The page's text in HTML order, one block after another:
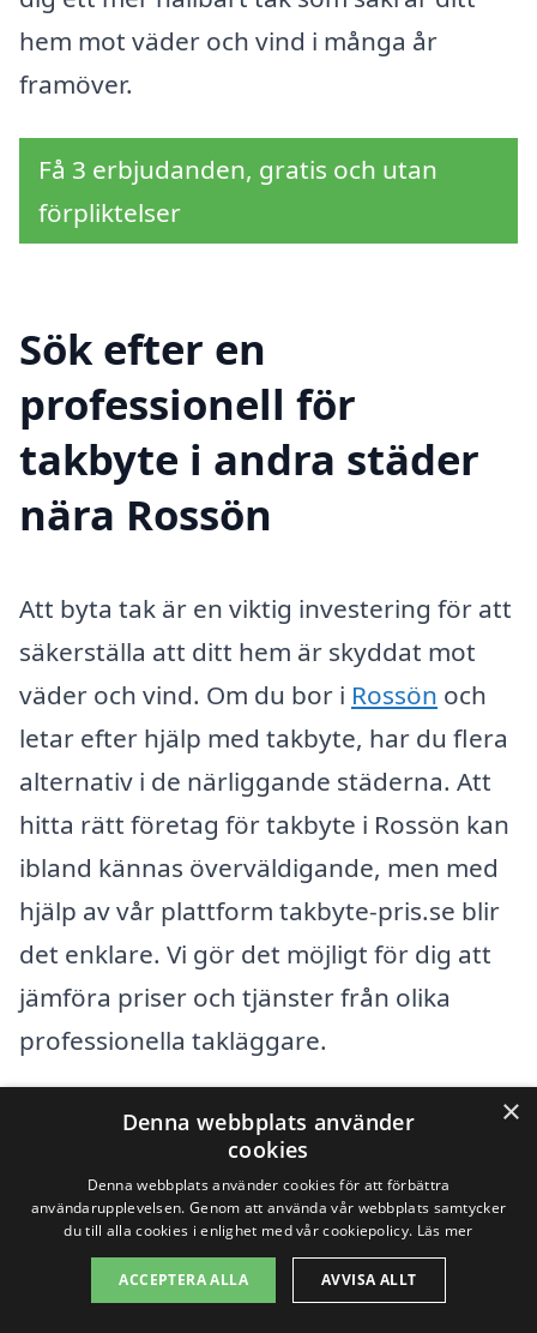
hem mot väder och vind i många år
framöver.
Få 3 erbjudanden, gratis och utan
förpliktelser
Sök efter en
professionell för
takbyte i andra städer
nära Rossön
Att byta tak är en viktig investering för att
säkerställa att ditt hem är skyddat mot
väder och vind. Om du bor i Rossön och
letar efter hjälp med takbyte, har du flera
alternativ i de närliggande städerna. Att
hitta rätt företag för takbyte i Rossön kan
ibland kännas överväldigande, men med
hjälp av vår plattform takbyte-pris.se blir
det enklare. Vi gör det möjligt för dig att
jämföra priser och tjänster från olika
professionella takläggare.
När du söker efter företag för takbyte,
överväg att titta på städer som ligger
näraRossön. Här är några exempel på
orter där du kan hitta kompetenta
takläggare:
×
Denna webbplats använder
cookies
Denna webbplats använder cookies för att förbättra
användarupplevelsen. Genom att använda vår webbplats samtycker
du till alla cookies i enlighet med vår cookiepolicy. Läs mer
ACCEPTERA ALLA AVVISA ALLT